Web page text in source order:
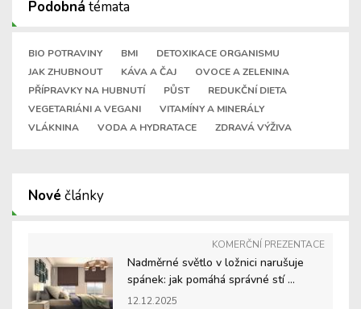
Podobná témata
BIO POTRAVINY BMI
DETOXIKACE ORGANISMU
JAK ZHUBNOUT
KÁVA A ČAJ
OVOCE A ZELENINA
PŘÍPRAVKY NA HUBNUTÍ
PŮST
REDUKČNÍ DIETA
VEGETARIÁNI A VEGANI
VITAMÍNY A MINERÁLY
VLÁKNINA
VODA A HYDRATACE ZDRAVÁ VÝŽIVA
Nové články
KOMERČNÍ PREZENTACE
Nadměrné světlo v ložnici narušuje
spánek: jak pomáhá správné stí ...
12.12.2025